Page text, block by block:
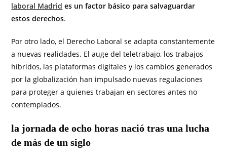
laboral Madrid es un factor básico para salvaguardar
estos derechos.
Por otro lado, el Derecho Laboral se adapta constantemente
a nuevas realidades. El auge del teletrabajo, los trabajos
híbridos, las plataformas digitales y los cambios generados
por la globalización han impulsado nuevas regulaciones
para proteger a quienes trabajan en sectores antes no
contemplados.
la jornada de ocho horas nació tras una lucha
de más de un siglo